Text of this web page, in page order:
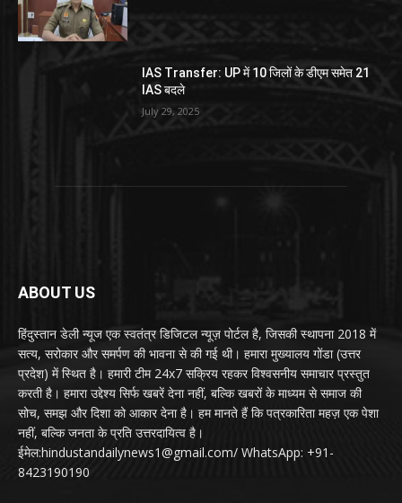
IAS Transfer: UP में 10 जिलों के डीएम समेत 21
IAS बदले
July 29, 2025
ABOUT US
हिंदुस्तान डेली न्यूज एक स्वतंत्र डिजिटल न्यूज़ पोर्टल है, जिसकी स्थापना 2018 में
सत्य, सरोकार और समर्पण की भावना से की गई थी। हमारा मुख्यालय गोंडा (उत्तर
प्रदेश) में स्थित है। हमारी टीम 24x7 सक्रिय रहकर विश्वसनीय समाचार प्रस्तुत
करती है। हमारा उद्देश्य सिर्फ खबरें देना नहीं, बल्कि खबरों के माध्यम से समाज की
सोच, समझ और दिशा को आकार देना है। हम मानते हैं कि पत्रकारिता महज़ एक पेशा
नहीं, बल्कि जनता के प्रति उत्तरदायित्व है।
ईमेल:hindustandailynews1@gmail.com/ WhatsApp: +91-
8423190190